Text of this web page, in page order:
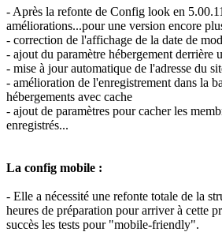
- Après la refonte de Config look en
améliorations...pour une version encore
- correction de l'affichage de la date de
- ajout du paramètre hébergement derrière
- mise à jour automatique de l'adresse du
- amélioration de l'enregistrement dans la
hébergements avec cache
- ajout de paramètres pour cacher les
enregistrés...
La config mobile :
- Elle a nécessité une refonte totale de la
heures de préparation pour arriver à cette
succès les tests pour "mobile-friendly".